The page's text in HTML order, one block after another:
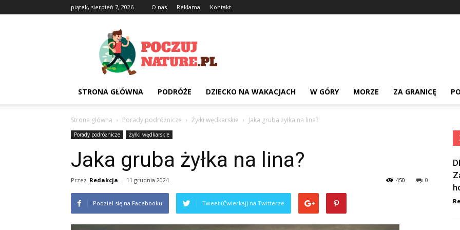
piątek, sierpień 7, 2026 O nas Reklama Kontakt
Poczujnature.pl
STRONA GŁÓWNA PODRÓŻE DZIECKO NA WAKACJACH W GÓRY MORZE ZA GRANICĘ
Strona główna Porady podróżnicze Żyłki wędkarskie Jaka gruba żyłka na lina?
Porady podróżnicze Żyłki wędkarskie
Jaka gruba żyłka na lina?
Przez Redakcja - 11 grudnia 2024 0
450
Podziel się na Facebooku Tweet (Ćwierkaj) na Twitterze